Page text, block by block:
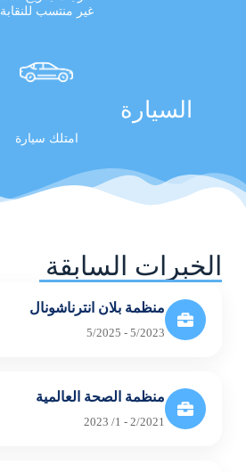
غير منتسب للنقابة
السيارة
امتلك سيارة
الخبرات السابقة
منظمة بلان انترناشونال
5/2023 - 5/2025
منظمة الصحة العالمية
2/2021 - 1/ 2023